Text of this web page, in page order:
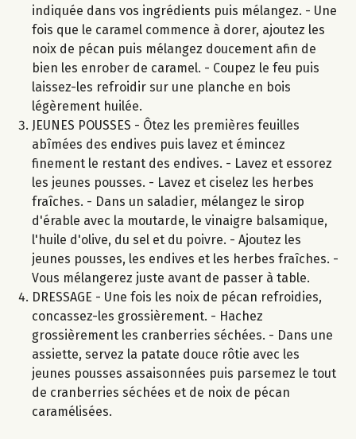
indiquée dans vos ingrédients puis mélangez. - Une
fois que le caramel commence à dorer, ajoutez les
noix de pécan puis mélangez doucement afin de
bien les enrober de caramel. - Coupez le feu puis
laissez-les refroidir sur une planche en bois
légèrement huilée.
JEUNES POUSSES - Ôtez les premières feuilles
abîmées des endives puis lavez et émincez
finement le restant des endives. - Lavez et essorez
les jeunes pousses. - Lavez et ciselez les herbes
fraîches. - Dans un saladier, mélangez le sirop
d'érable avec la moutarde, le vinaigre balsamique,
l'huile d'olive, du sel et du poivre. - Ajoutez les
jeunes pousses, les endives et les herbes fraîches. -
Vous mélangerez juste avant de passer à table.
DRESSAGE - Une fois les noix de pécan refroidies,
concassez-les grossièrement. - Hachez
grossièrement les cranberries séchées. - Dans une
assiette, servez la patate douce rôtie avec les
jeunes pousses assaisonnées puis parsemez le tout
de cranberries séchées et de noix de pécan
caramélisées.